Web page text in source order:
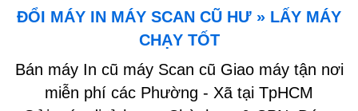
ĐỔI MÁY IN MÁY SCAN CŨ HƯ » LẤY MÁY
CHẠY TỐT
Bán máy In cũ máy Scan cũ Giao máy tận nơi
miễn phí các Phường - Xã tại TpHCM